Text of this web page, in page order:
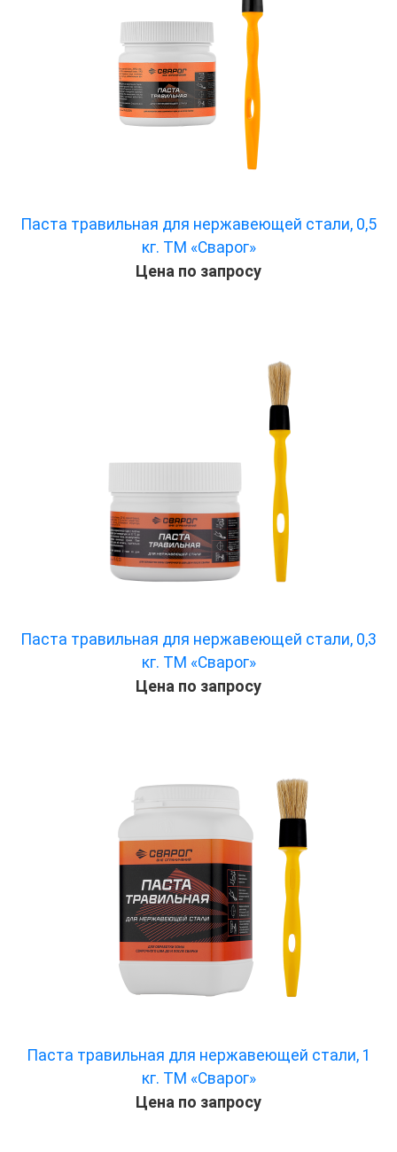
Паста травильная для нержавеющей стали, 0,5
кг. ТМ «Сварог»
Цена по запросу
Паста травильная для нержавеющей стали, 0,3
кг. ТМ «Сварог»
Цена по запросу
Паста травильная для нержавеющей стали, 1
кг. ТМ «Сварог»
Цена по запросу